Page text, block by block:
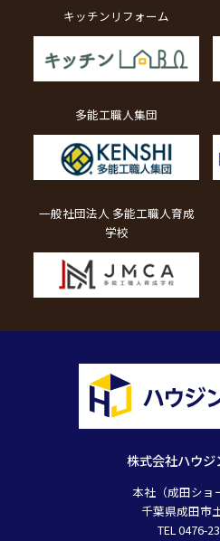
株式会社ハウジ
本社（成田ショ
千葉県成田市
TEL 0476-
キッチンリフォーム
多能工職人集団
一般社団法人 多能工職人育成
学校